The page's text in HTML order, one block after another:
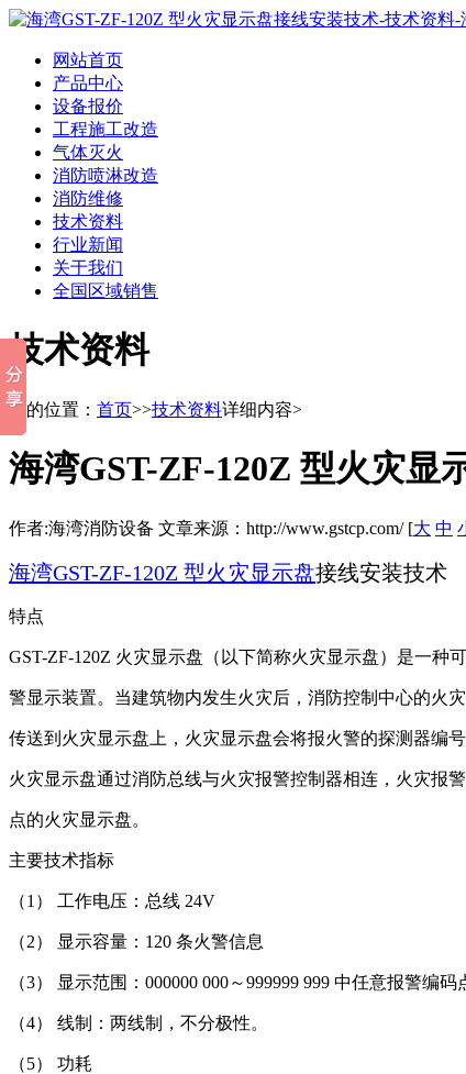
网站首页
产品中心
设备报价
工程施工改造
气体灭火
消防喷淋改造
消防维修
技术资料
行业新闻
关于我们
全国区域销售
技术资料
您的位置： 首页>>技术资料详细内容>
海湾GST-ZF-120Z 型火灾显
作者:海湾消防设备 文章来源：http://www.gstcp.com/ [大 中
海湾GST-ZF-120Z 型火灾显示盘接线安装技术
特点
GST-ZF-120Z 火灾显示盘（以下简称火灾显示盘）是一种
警显示装置。当建筑物内发生火灾后，消防控制中心的火
传送到火灾显示盘上，火灾显示盘会将报火警的探测器编
火灾显示盘通过消防总线与火灾报警控制器相连，火灾报
点的火灾显示盘。
主要技术指标
（1） 工作电压：总线 24V
（2） 显示容量：120 条火警信息
（3） 显示范围：000000 000～999999 999 中任意报警编码
（4） 线制：两线制，不分极性。
（5） 功耗